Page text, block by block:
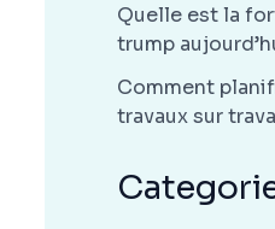
Quelle est la
trump
Comment
travaux sur